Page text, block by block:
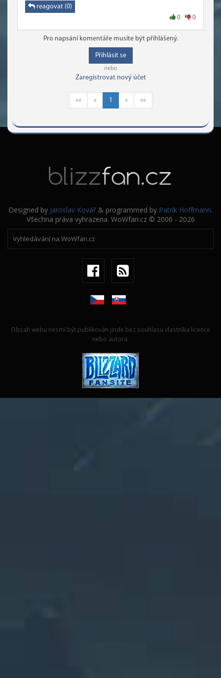
reagovat (0)
0 0
Pro napsání komentáře musíte být přihlášený.
Přihlásit se
nebo
Zaregistrovat nový účet
«« « 1 » »»
Designed by Jaroslav Kovář & programmed by Patrik Hoffmann.
Všechna práva vyhrazena. WoWfan.cz © 2006 - 2026
Obsah webu nesmí být publikován jinde bez souhlasu vlastníka licence
nebo autora.